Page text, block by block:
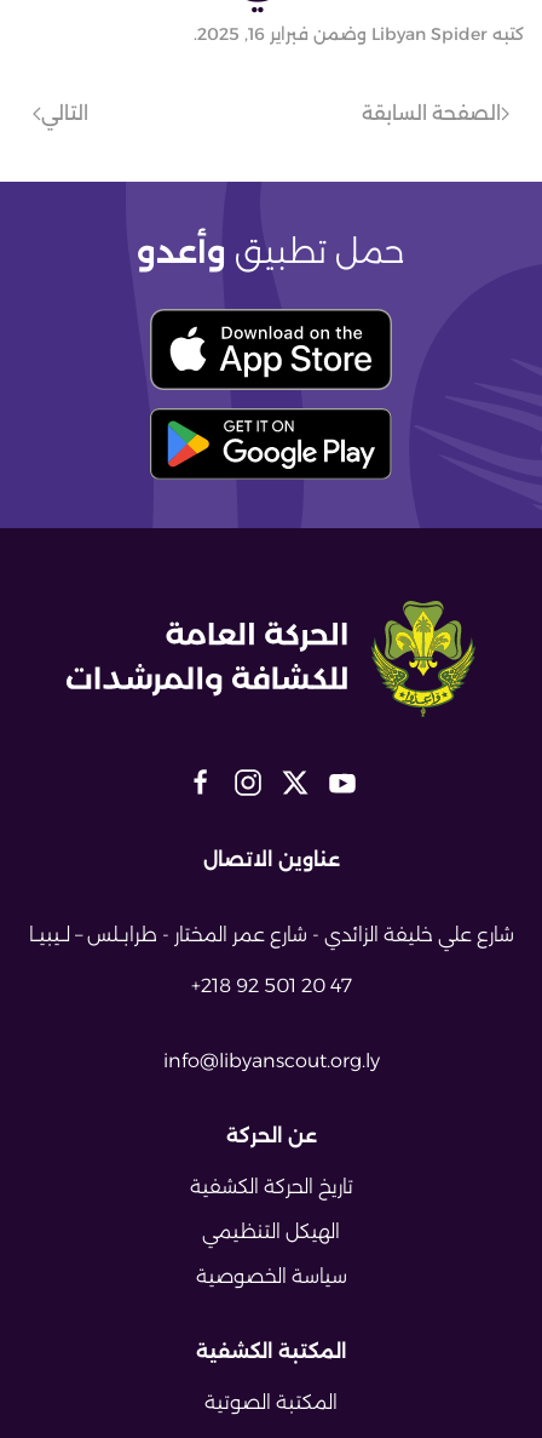
كتبه Libyan Spider وضمن فبراير 16, 2025 .
الصفحة السابقة التالي
حمل تطبيق وأعدو
عناوين الاتصال
شارع علي خليفة الزائدي - شارع عمر المختار - طرابــلس – لــيبيــا
+218 92 501 20 47
info@libyanscout.org.ly
عن الحركة
تاريخ الحركة الكشفية
الهيكل التنظيمي
سياسة الخصوصية
المكتبة الكشفية
المكتبة الصوتية